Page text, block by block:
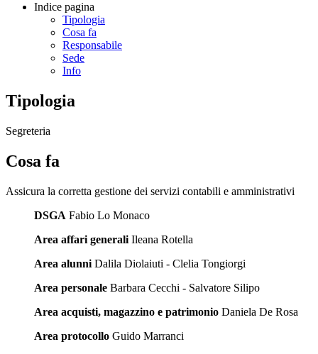
Indice pagina
Tipologia
Cosa fa
Responsabile
Sede
Info
Tipologia
Segreteria
Cosa fa
Assicura la corretta gestione dei servizi contabili e amministrativi
DSGA Fabio Lo Monaco
Area affari generali Ileana Rotella
Area alunni Dalila Diolaiuti - Clelia Tongiorgi
Area personale Barbara Cecchi - Salvatore Silipo
Area acquisti, magazzino e patrimonio Daniela De Rosa
Area protocollo Guido Marranci